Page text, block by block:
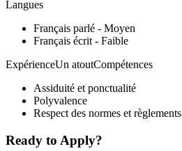
Langues
Français parlé - Moyen
Français écrit - Faible
ExpérienceUn atoutCompétences
Assiduité et ponctualité
Polyvalence
Respect des normes et règlements
Ready to Apply?